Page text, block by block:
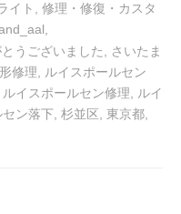
イト
修理・修復・カスタ
うございました, さいたま
修理, ルイスポールセン
ルイスポールセン修理, ルイ
ン落下, 杉並区, 東京都,